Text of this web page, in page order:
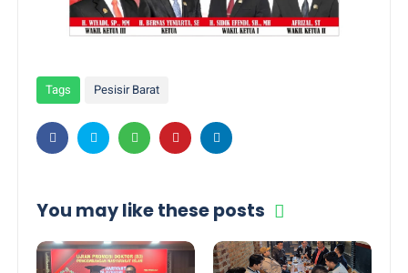
Tags Pesisir Barat
You may like these posts